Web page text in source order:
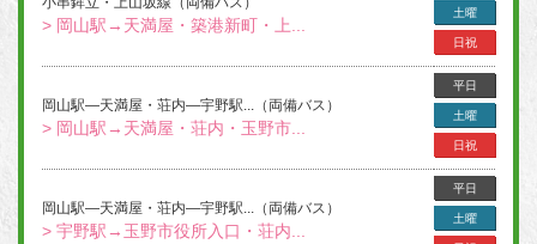
> 岡山駅→天満屋・築港新町・上...
土曜
日祝
岡山駅―天満屋・荘内―宇野駅...（両備バス）
> 岡山駅→天満屋・荘内・玉野市...
平日
土曜
日祝
岡山駅―天満屋・荘内―宇野駅...（両備バス）
> 宇野駅→玉野市役所入口・荘内...
平日
土曜